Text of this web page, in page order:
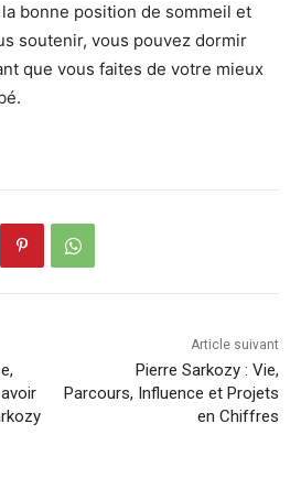
bonne position de sommeil et
soutenir, vous pouvez dormir
que vous faites de votre mieux
Article suivant
Pierre Sarkozy : Vie,
Parcours, Influence et Projets
en Chiffres